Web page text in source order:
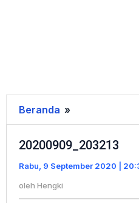
Beranda »
20200909_203213
Rabu, 9 September 2020 |
oleh Hengki